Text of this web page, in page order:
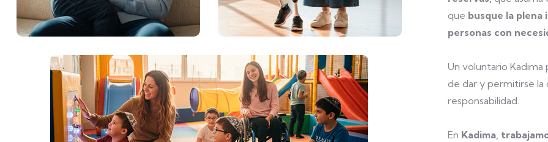
que busque la plena
personas con
Un voluntario
de dar y permitirse
responsabilidad.
En Kadima,